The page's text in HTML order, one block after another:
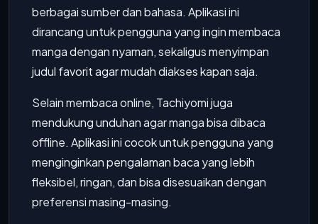
berbagai sumber dan bahasa. Aplikasi ini
dirancang untuk pengguna yang ingin membaca
manga dengan nyaman, sekaligus menyimpan
judul favorit agar mudah diakses kapan saja.
Selain membaca online, Tachiyomi juga
mendukung unduhan agar manga bisa dibaca
offline. Aplikasi ini cocok untuk pengguna yang
menginginkan pengalaman baca yang lebih
fleksibel, ringan, dan bisa disesuaikan dengan
preferensi masing-masing.